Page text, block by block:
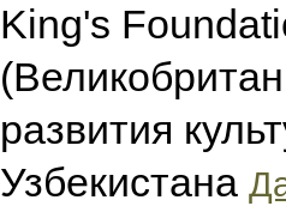
King's
развития
Узбекистана